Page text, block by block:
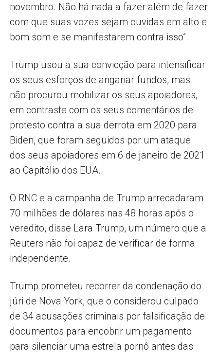
novembro. Não há nada a fazer além de fazer
com que suas vozes sejam ouvidas em alto e
bom som e se manifestarem contra isso”.
Trump usou a sua convicção para intensificar
os seus esforços de angariar fundos, mas
não procurou mobilizar os seus apoiadores,
em contraste com os seus comentários de
protesto contra a sua derrota em 2020 para
Biden, que foram seguidos por um ataque
dos seus apoiadores em 6 de janeiro de 2021
ao Capitólio dos EUA.
O RNC e a campanha de Trump arrecadaram
70 milhões de dólares nas 48 horas após o
veredito, disse Lara Trump, um número que a
Reuters não foi capaz de verificar de forma
independente.
Trump prometeu recorrer da condenação do
júri de Nova York, que o considerou culpado
de 34 acusações criminais por falsificação de
documentos para encobrir um pagamento
para silenciar uma estrela pornô antes das